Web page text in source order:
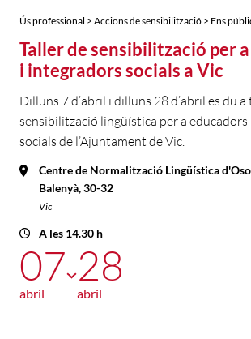
Ús professional > Accions de sensibilització > Ens
Taller de sensibilització per
i integradors socials a Vic
Dilluns 7 d’abril i dilluns 28 d’abril es du
sensibilització lingüística per a
socials de l’Ajuntament de Vic.
Centre de Normalització Lingüística
Balenyà, 30-32
Vic
A les 14.30 h
07
abril
28
abril